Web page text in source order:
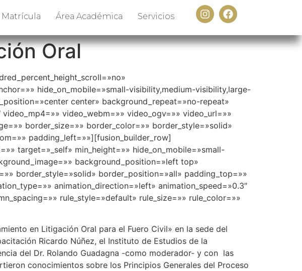
Matrícula Área Académica Servicios
Oral
hide_on_mobile=»small-visibility,medium-visibility,large-
center» background_repeat=»no-repeat»
video_webm=»» video_ogv=»» video_url=»»
border_size=»» border_color=»» border_style=»solid»
padding_left=»»][fusion_builder_row]
target=»_self» min_height=»» hide_on_mobile=»small-
background_position=»left top»
border_style=»solid» border_position=»all» padding_top=»»
animation_direction=»left» animation_speed=»0.3″
rule_style=»default» rule_size=»» rule_color=»»
en Litigación Oral para el Fuero Civil» en la sede del
Ricardo Núñez, el Instituto de Estudios de la
del Dr. Rolando Guadagna -como moderador- y con las
conocimientos sobre los Principios Generales del Proceso